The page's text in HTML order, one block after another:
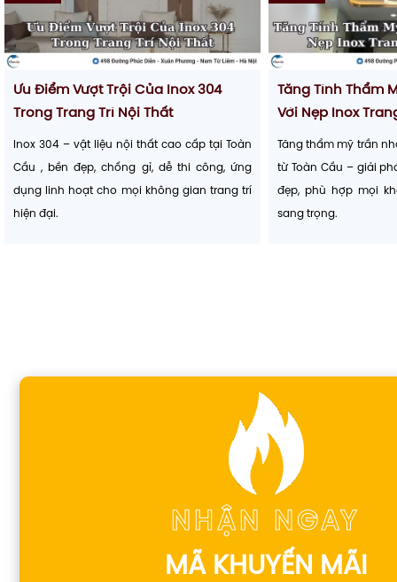
Ưu Điểm Vượt Trội Của Inox 304
Trong Trang Trí Nội Thất
Inox 304 – vật liệu nội thất cao cấp tại Toàn
Cầu , bền đẹp, chống gỉ, dễ thi công, ứng
dụng linh hoạt cho mọi không gian trang trí
hiện đại.
Tăng Tính Thẩm
Với Nẹp Inox
Tăng thẩm mỹ trần
từ Toàn Cầu – giải
đẹp, phù hợp mọi
sang trọng.
NHẬN NGAY
MÃ KHUYẾN MÃI